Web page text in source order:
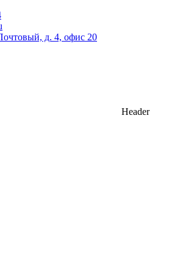
д. 4, офис 20